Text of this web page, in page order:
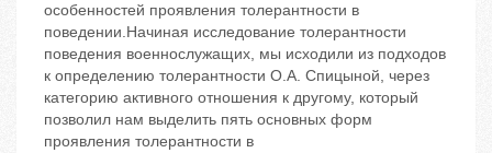
особенностей проявления толерантности в
поведении.Начиная исследование толерантности
поведения военнослужащих, мы исходили из подходов
к определению толерантности О.А. Спицыной, через
категорию активного отношения к другому, который
позволил нам выделить пять основных форм
проявления толерантности в